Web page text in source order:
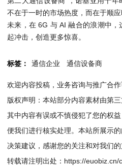
不在于一时的市场热度，而在于顺
未来，在 6G 与 AI 融合的浪潮中
起冲击，创造更多惊喜。
标签： 通信企业 通信设备商
欢迎内容投稿，业务咨询与推广合
版权声明：本站部分内容素材由第
其中内容有误或不慎侵犯了您的权
便我们进行核实处理。本站所展示
决策建议，感谢您的关注和对我们的
转载请注明出处： https://euobiz.cn/